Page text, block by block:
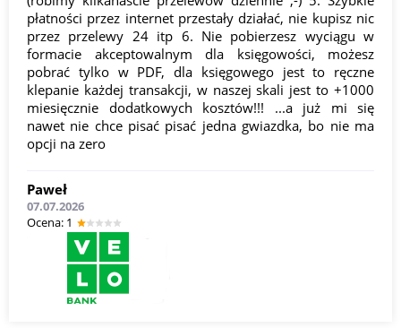
płatności przez internet przestały działać, nie kupisz nic
przez przelewy 24 itp 6. Nie pobierzesz wyciągu w
formacie akceptowalnym dla księgowości, możesz
pobrać tylko w PDF, dla księgowego jest to ręczne
klepanie każdej transakcji, w naszej skali jest to +1000
miesięcznie dodatkowych kosztów!!! ...a już mi się
nawet nie chce pisać pisać jedna gwiazdka, bo nie ma
opcji na zero
Paweł
07.07.2026
Оcena: 1